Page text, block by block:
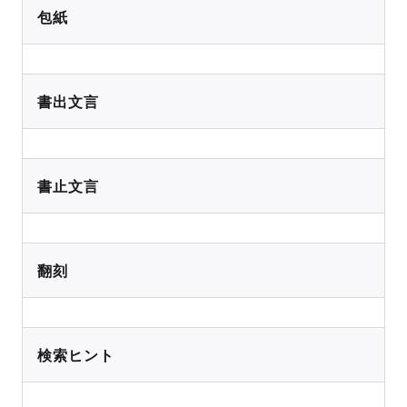
包紙
書出文言
書止文言
翻刻
検索ヒント